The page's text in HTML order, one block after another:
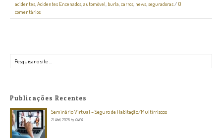
acidentes,Acidentes Encenados,automóvel, burla,carros, news,seguradoras/ 0
comentários
Publicações Recentes
Seminário Virtual – Seguro de Habitação/Multirriscos
21 Abril, 2026 by CNPR